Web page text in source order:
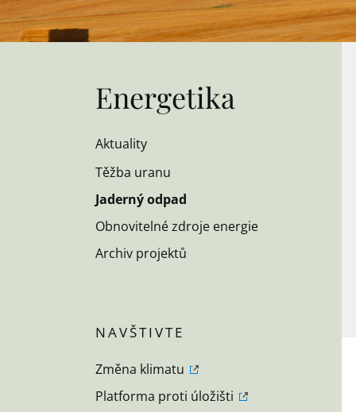
Energetika
Aktuality
Těžba uranu
Jaderný odpad
Obnovitelné zdroje energie
Archiv projektů
Změna klimatu
Platforma proti úložišti